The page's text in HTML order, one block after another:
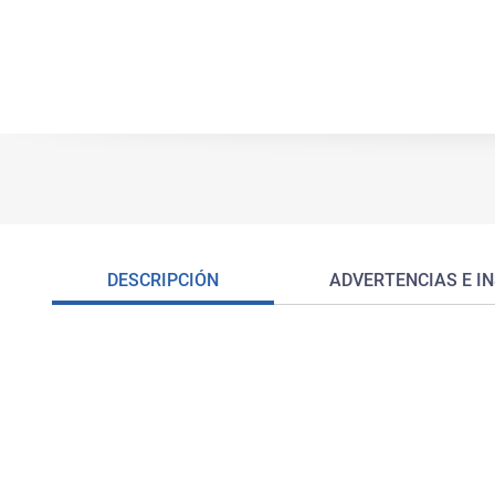
DESCRIPCIÓN ADVERTENCIAS E